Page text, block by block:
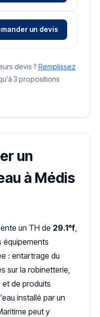
un devis
devis ? Remplissez
3 propositions
un
à Médis
un TH de 29.1°f
équipements
: entartrage du
sur la robinetterie,
de produits
installé par un
peut y